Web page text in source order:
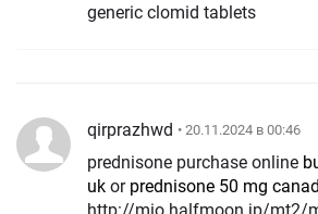
generic clomid tablets
qirprazhwd • 20.11.2024 в 00:46
prednisone purchase online
uk or prednisone 50 mg
http://mio.halfmoon.jp/mt2/